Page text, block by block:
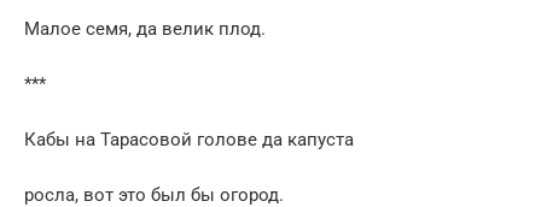
Малое семя, да велик плод.
***
Кабы на Тарасовой голове да капуста
росла, вот это был бы огород.